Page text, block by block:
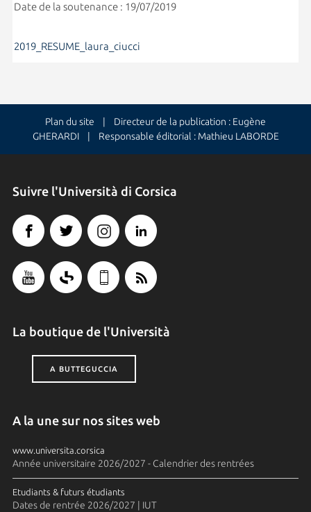
Date de la soutenance : 19/07/2019
2019_RESUME_laura_ciucci
Plan du site | Directeur de la publication : Eugène
GHERARDI | Responsable éditorial : Mathieu LABORDE
Suivre l'Università di Corsica
La boutique de l'Università
A BUTTEGUCCIA
A la une sur nos sites web
www.universita.corsica
Année universitaire 2026/2027 - Calendrier des rentrées
Etudiants & futurs étudiants
Dates de rentrée 2026/2027 | IUT